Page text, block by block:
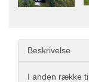
Beskrivelse
I anden række